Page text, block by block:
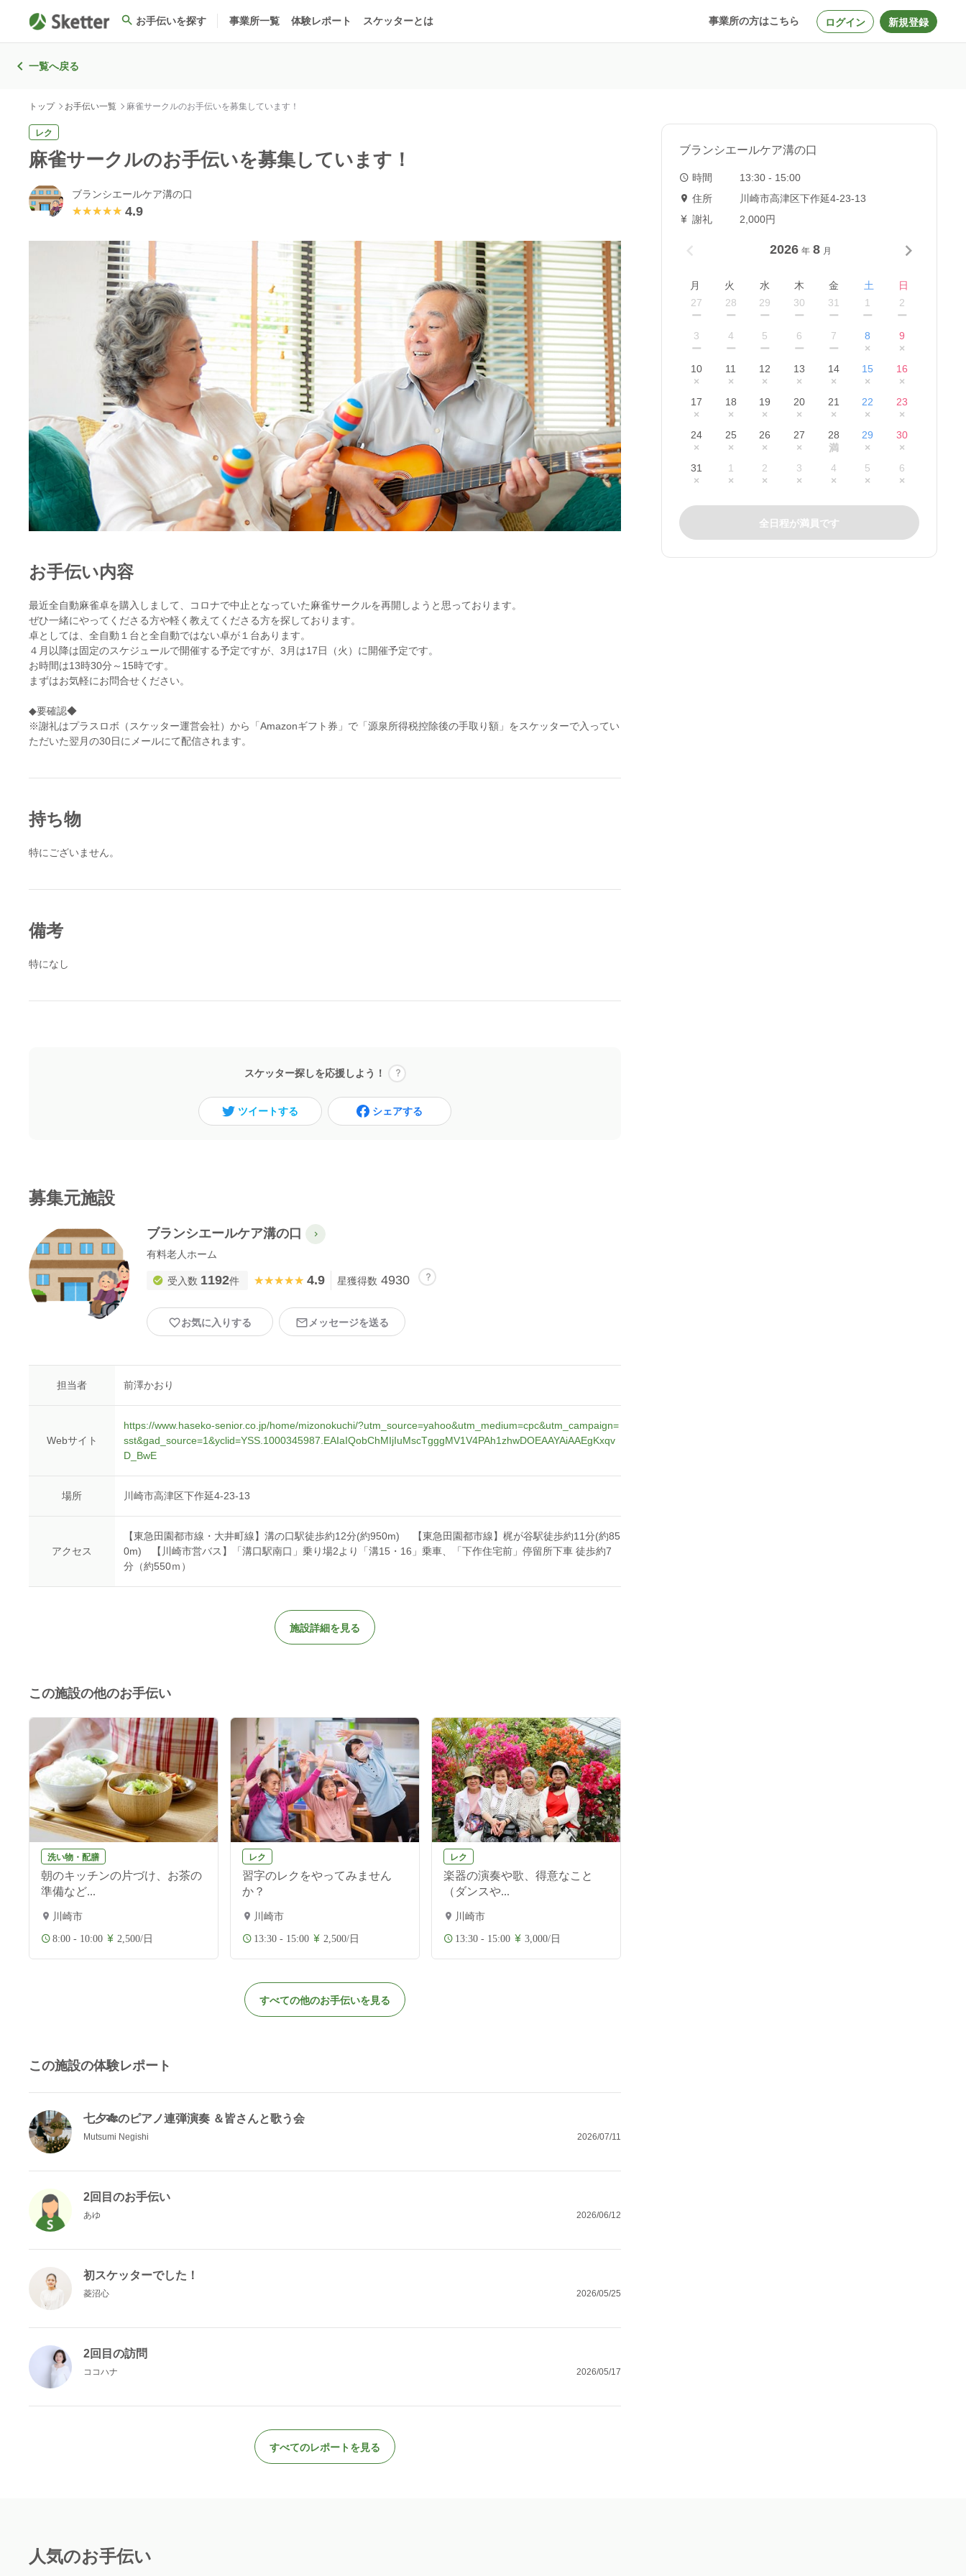
お手伝いを探す 事業所一覧 体験レポート スケッターとは 事業所の方はこちら ログイン 新規登録
一覧へ戻る
トップ お手伝い一覧 麻雀サークルのお手伝いを募集しています！
レク
麻雀サークルのお手伝いを募集しています！
ブランシエールケア溝の口
★★★★★
★★★★★ 4.9
お手伝い内容
最近全自動麻雀卓を購入しまして、コロナで中止となっていた麻雀サークルを再開しようと思っております。
ぜひ一緒にやってくださる方や軽く教えてくださる方を探しております。
卓としては、全自動１台と全自動ではない卓が１台あります。
４月以降は固定のスケジュールで開催する予定ですが、3月は17日（火）に開催予定です。
お時間は13時30分～15時です。
まずはお気軽にお問合せください。
◆要確認◆
※謝礼はプラスロボ（スケッター運営会社）から「Amazonギフト券」で「源泉所得税控除後の手取り額」をスケッターで入ってい
ただいた翌月の30日にメールにて配信されます。
持ち物
特にございません。
備考
特になし
スケッター探しを応援しよう！
ツイートする シェアする
募集元施設
ブランシエールケア溝の口
有料老人ホーム
受入数 1192件 ★★★★★
★★★★★ 4.9 星獲得数 4930
お気に入りする メッセージを送る
担当者 前澤かおり
Webサイト
https://www.haseko-senior.co.jp/home/mizonokuchi/?utm_source=yahoo&utm_medium=cpc&utm_campaign=
sst&gad_source=1&yclid=YSS.1000345987.EAIaIQobChMIjIuMscTgggMV1V4PAh1zhwDOEAAYAiAAEgKxqv
D_BwE
場所 川崎市高津区下作延4‐23‐13
アクセス
【東急田園都市線・大井町線】溝の口駅徒歩約12分(約950m) 【東急田園都市線】梶が谷駅徒歩約11分(約85
0m) 【川崎市営バス】「溝口駅南口」乗り場2より「溝15・16」乗車、「下作住宅前」停留所下車 徒歩約7
分（約550ｍ）
施設詳細を見る
この施設の他のお手伝い
洗い物・配膳
朝のキッチンの片づけ、お茶の
準備など...
川崎市
8:00 - 10:00 2,500/日
レク
習字のレクをやってみません
か？
川崎市
13:30 - 15:00 2,500/日
レク
楽器の演奏や歌、得意なこと
（ダンスや...
川崎市
13:30 - 15:00 3,000/日
すべての他のお手伝いを見る
この施設の体験レポート
七夕🎋のピアノ連弾演奏 ＆皆さんと歌う会
Mutsumi Negishi 2026/07/11
2回目のお手伝い
あゆ 2026/06/12
初スケッターでした！
菱沼心 2026/05/25
2回目の訪問
ココハナ 2026/05/17
すべてのレポートを見る
ブランシエールケア溝の口
時間
13:30 - 15:00
住所
川崎市高津区下作延4‐23‐13
謝礼
2,000円
2026 年 8 月
月 火 水 木 金 土
日
27
ー
28
ー
29
ー
30
ー
31
ー
1
ー
2
ー
3
ー
4
ー
5
ー
6
ー
7
ー
8
×
9
×
10
×
11
×
12
×
13
×
14
×
15
×
16
×
17
×
18
×
19
×
20
×
21
×
22
×
23
×
24
×
25
×
26
×
27
×
28
満
29
×
30
×
31
×
1
×
2
×
3
×
4
×
5
×
6
×
全日程が満員です
人気のお手伝い